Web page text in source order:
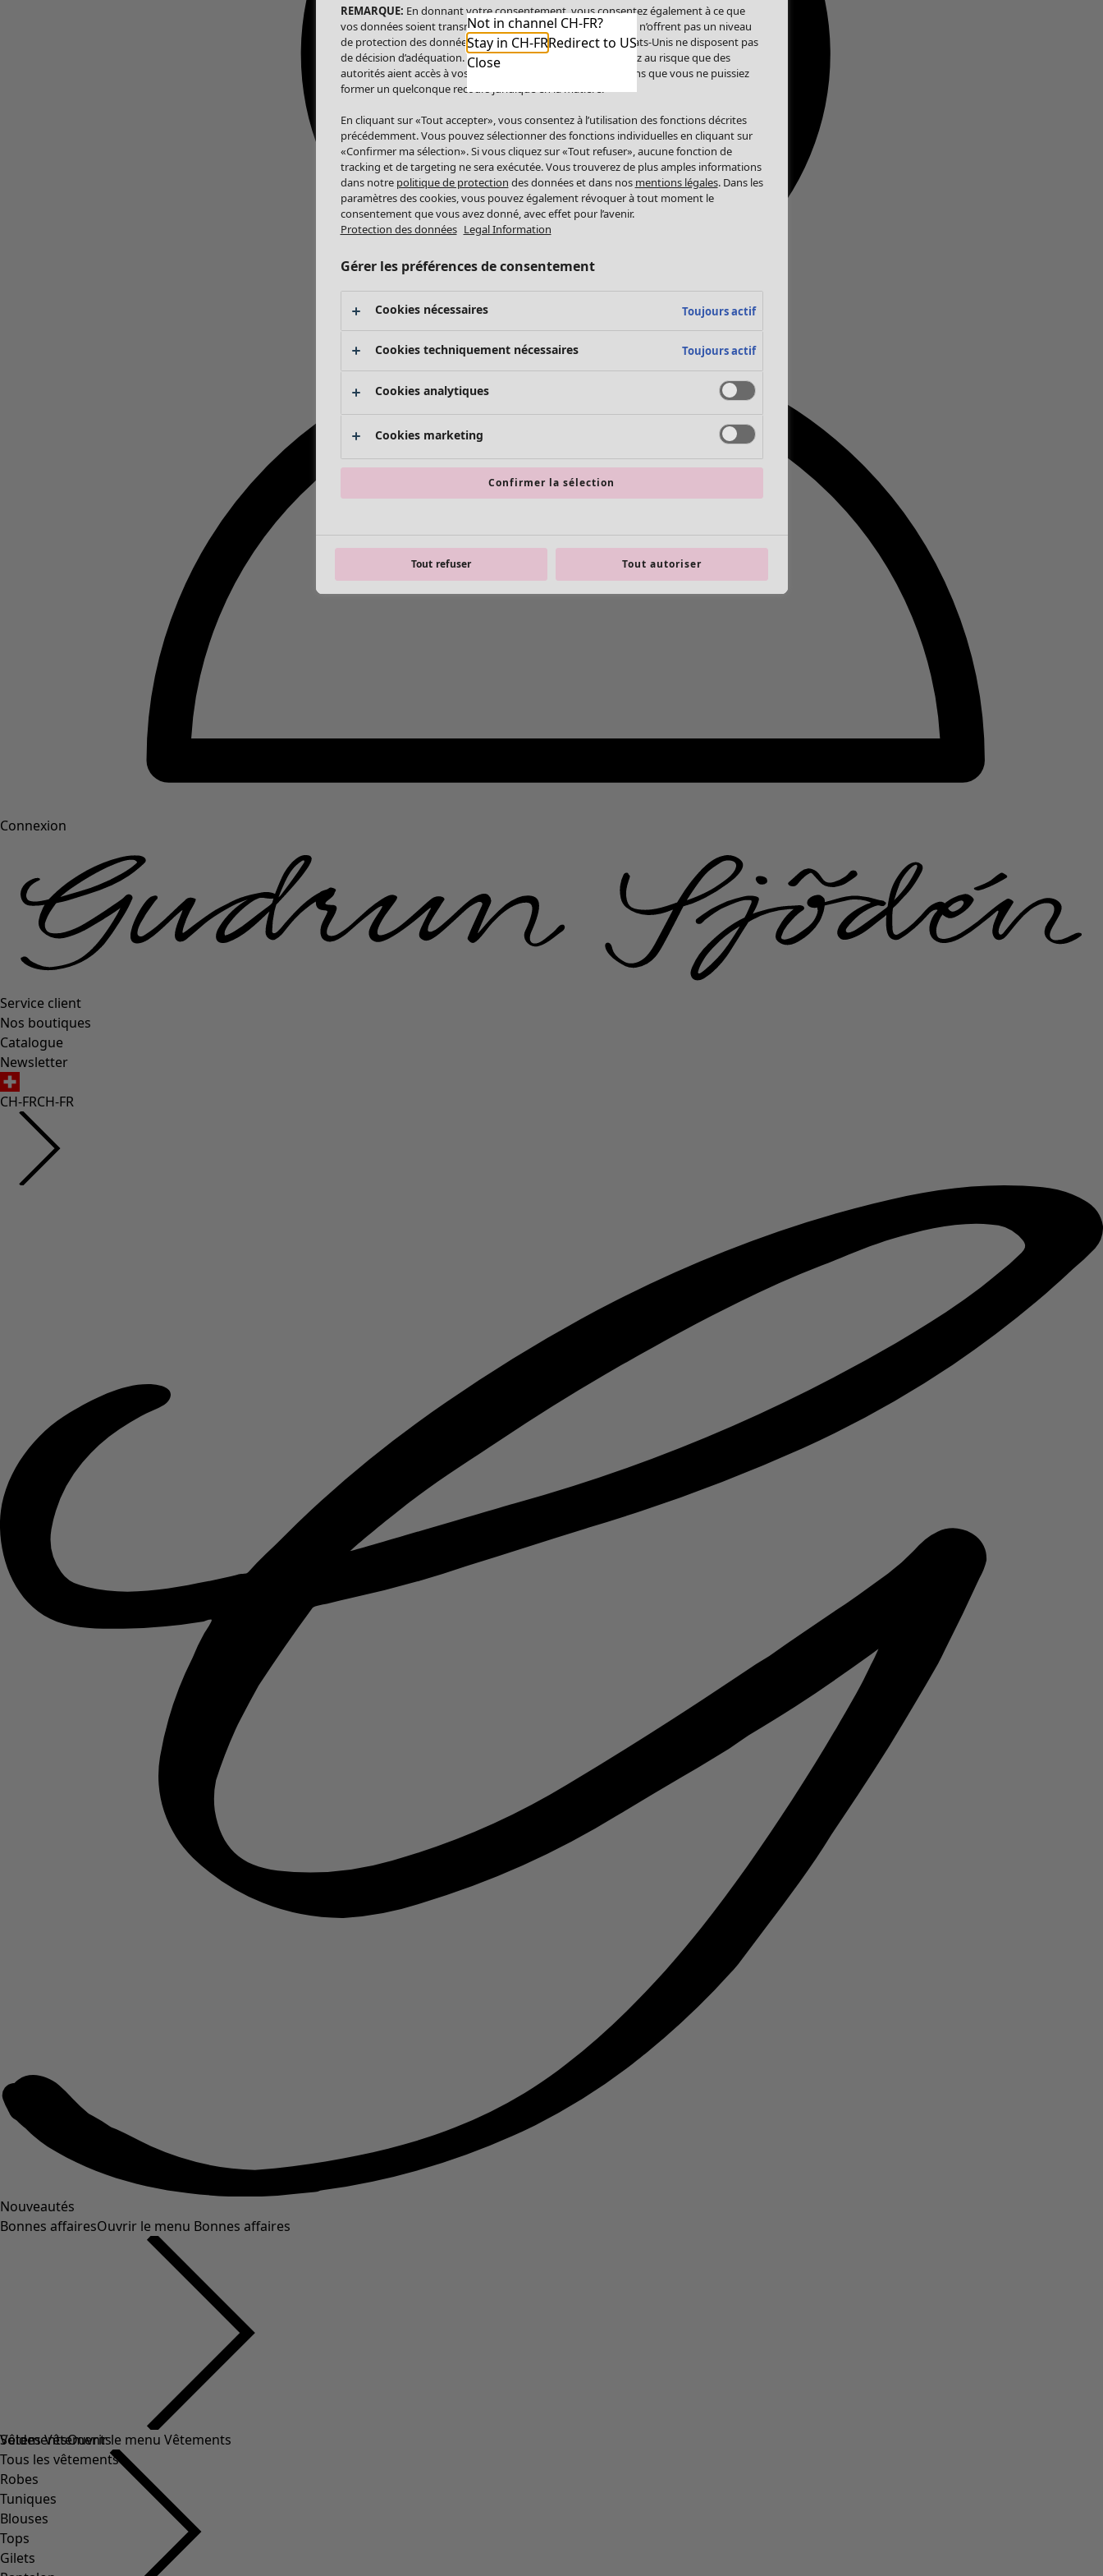
Connexion
Service client
Nos boutiques
Catalogue
Newsletter
CH-FRCH-FR
Nouveautés
Bonnes affairesOuvrir le menu Bonnes affaires
Soldes Vêtements
Tous les vêtements
Robes
Tuniques
Blouses
Tops
Gilets
VêtementsOuvrir le menu Vêtements
Not in channel CH-FR?
Stay in CH-FRRedirect to US
Close
REMARQUE: En donnant votre consentement, vous consentez également à ce que
vos données soient transmises aux États-Unis. Les États-Unis n’offrent pas un niveau
de protection des données comparable à celui de l’UE. Les États-Unis ne disposent pas
de décision d’adéquation. Par conséquent, vous vous exposez au risque que des
autorités aient accès à vos données à caractère personnel sans que vous ne puissiez
former un quelconque recours juridique en la matière.
En cliquant sur «Tout accepter», vous consentez à l’utilisation des fonctions décrites
précédemment. Vous pouvez sélectionner des fonctions individuelles en cliquant sur
«Confirmer ma sélection». Si vous cliquez sur «Tout refuser», aucune fonction de
tracking et de targeting ne sera exécutée. Vous trouverez de plus amples informations
dans notre politique de protection des données et dans nos mentions légales. Dans les
paramètres des cookies, vous pouvez également révoquer à tout moment le
consentement que vous avez donné, avec effet pour l’avenir.
Protection des données Legal Information
Gérer les préférences de consentement
Cookies nécessaires Toujours actif
Cookies techniquement nécessaires Toujours actif
Cookies analytiques
Cookies marketing
Confirmer la sélection
Tout refuser Tout autoriser